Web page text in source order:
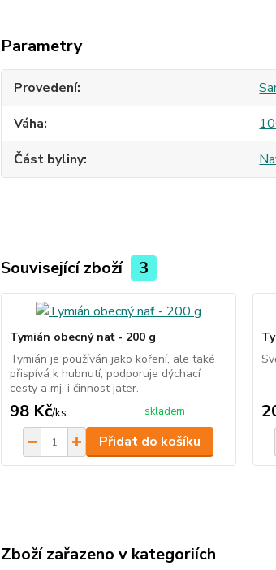
Parametry
Provedení
Váha
Část byliny
Související zboží 3
Tymián obecný nať - 200 g
Tymián je používán jako koření, ale také
přispívá k hubnutí, podporuje dýchací
cesty a mj. i činnost jater.
98 Kč/ks skladem
Přidat do košíku
Zboží zařazeno v kategoriích